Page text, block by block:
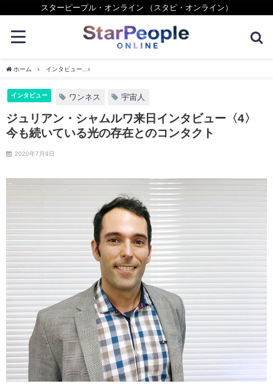
スターピープル・オンライン （スタピ・オンライン）
ホーム インタビュー
インタビュー ワンネス 宇宙人
ジュリアン・シャムルワ来日インタビュー〈4〉
今も続いている光の存在とのコンタクト
2020年7月9日